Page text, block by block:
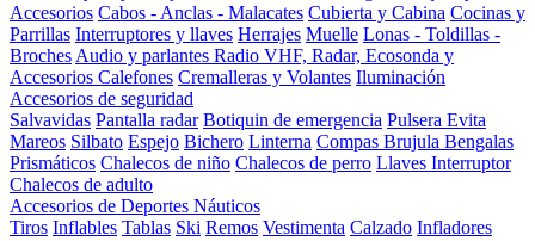
Accesorios Cabos - Anclas - Malacates Cubierta y Cabina Cocinas y
Parrillas Interruptores y llaves Herrajes Muelle Lonas - Toldillas -
Broches Audio y parlantes Radio VHF, Radar, Ecosonda y
Accesorios Calefones Cremalleras y Volantes Iluminación
Accesorios de seguridad
Salvavidas Pantalla radar Botiquin de emergencia Pulsera Evita
Mareos Silbato Espejo Bichero Linterna Compas Brujula Bengalas
Prismáticos Chalecos de niño Chalecos de perro Llaves Interruptor
Chalecos de adulto
Accesorios de Deportes Náuticos
Tiros Inflables Tablas Ski Remos Vestimenta Calzado Infladores